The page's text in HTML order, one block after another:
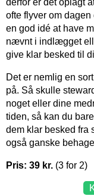
derfor er det oplagt
ofte flyver om
en god idé at have
nævnt i indlægget
give klar besked til
Det er nemlig en
på. Så skulle
noget eller dine
tiden, så kan du
dem klar besked fra
også ganske
Pris: 39 kr. (3 for 2)